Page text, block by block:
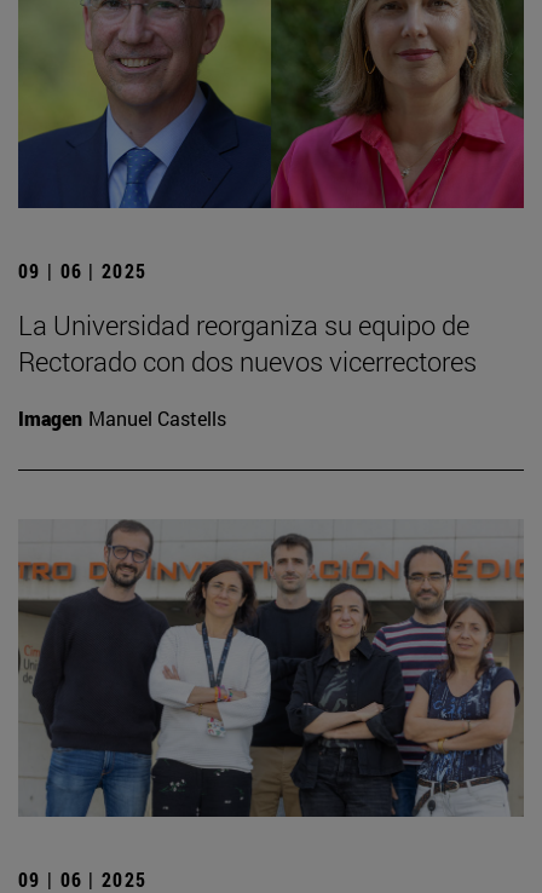
09 | 06 | 2025
La Universidad reorganiza su equipo de
Rectorado con dos nuevos vicerrectores
Imagen Manuel Castells
09 | 06 | 2025